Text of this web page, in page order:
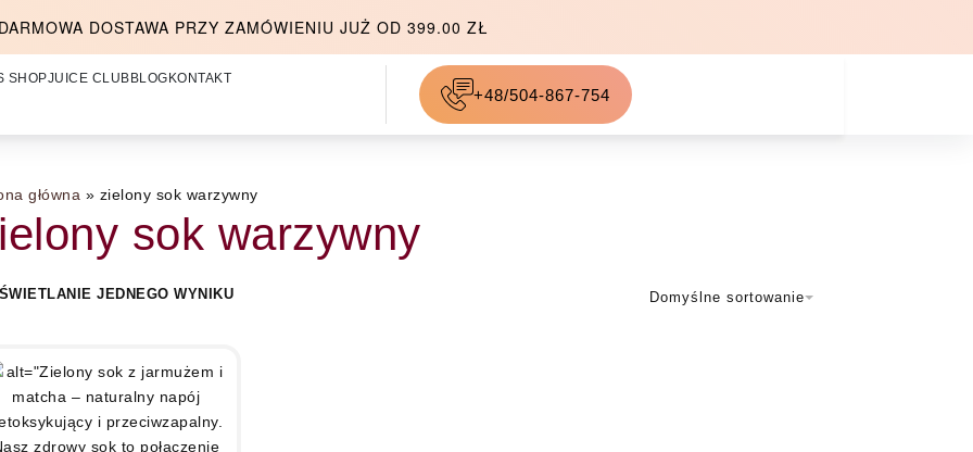
DOSTAWA PRZY ZAMÓWIENIU JUŻ OD 399.00 ZŁ
SHOPJUICE CLUB BLOG KONTAKT
+48/504-867-754
główna » zielony sok warzywny
sok warzywny
JEDNEGO WYNIKU Domyślne sortowanie